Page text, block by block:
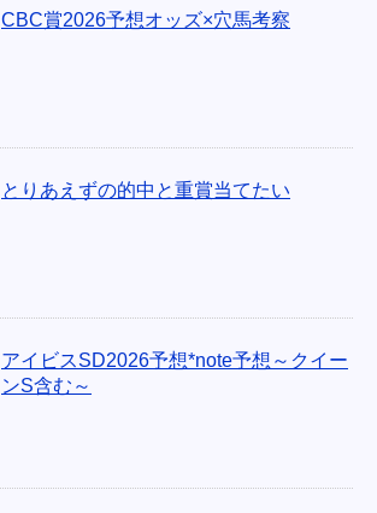
CBC賞2026予想オッズ×穴馬考察
とりあえずの的中と重賞当てたい
アイビスSD2026予想*note予想～クイー
ンS含む～